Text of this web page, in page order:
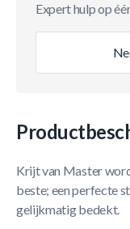
Expert hulp op
Krijt van Master
beste; een perfecte
gelijkmatig bedekt.